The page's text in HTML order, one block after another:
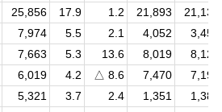
25,856 17.9 1.2 21,893
21,130
7,974 5.5 2.1 4,052
3,452
7,663 5.3 13.6 8,019
8,129
6,019 4.2 △ 8.6 7,470
7,191
5,321 3.7 2.4 1,351
1,385